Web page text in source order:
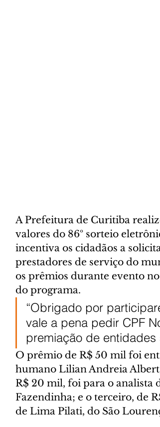
A Prefeitura de Curitiba
valores do 86º sorteio
incentiva os cidadãos a
prestadores de serviço do
os prêmios durante evento
do programa.
“Obrigado por
vale a pena pedir CPF
premiação de entidades
O prêmio de R$ 50 mil foi
humano Lilian Andreia
R$ 20 mil, foi para o analista
Fazendinha; e o terceiro, de
de Lima Pilati, do São